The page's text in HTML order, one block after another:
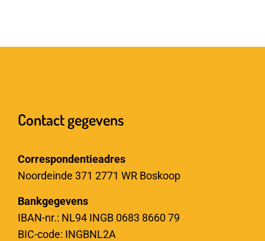
Contact gegevens
Correspondentieadres
Noordeinde 371 2771 WR Boskoop
Bankgegevens
IBAN-nr.: NL94 INGB 0683 8660 79
BIC-code: INGBNL2A